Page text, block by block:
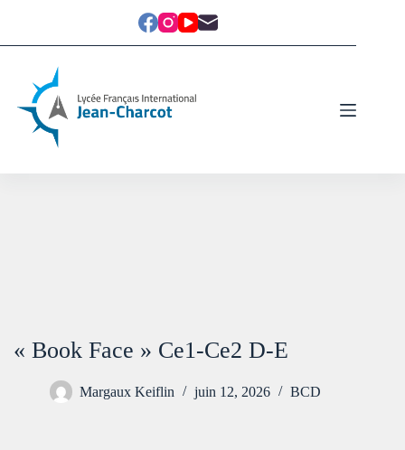
« Book Face » Ce1-Ce2 D-E
Margaux Keiflin juin 12, 2026 BCD